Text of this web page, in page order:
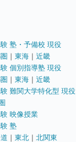
塾・予備校 現役
｜ 東海 ｜ 近畿
個別指導塾 現役
｜ 東海 ｜ 近畿
難関大学特化型 現役
映像授業
塾
｜ 東北 ｜ 北関東